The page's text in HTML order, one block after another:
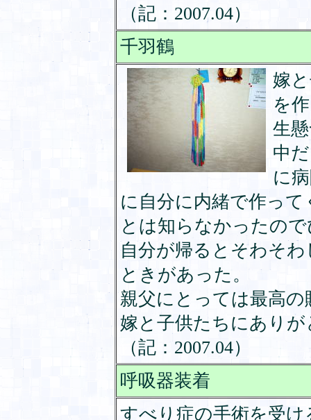
（記：2007.04）
千羽鶴
嫁
を
生
中
に
に自分に内緒で作っ
とは知らなかったの
自分が帰るとそわそ
ときがあった。
親父にとっては最高
嫁と子供たちにあり
（記：2007.04）
呼吸器装着
すべり症の手術を受